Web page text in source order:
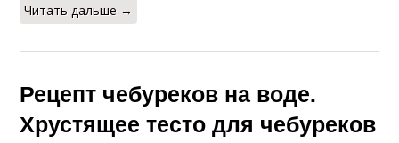
Читать дальше →
Рецепт чебуреков на воде.
Хрустящее тесто для чебуреков